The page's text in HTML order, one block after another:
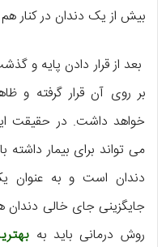
بیش از یک دندان در کنار
بعد از قرار دادن پایه و
بر روی آن قرار گرفته و
خواهد داشت. در حقیقت
می تواند برای بیمار
دندان است و به عنوان
جایگزینی جای خالی
روش درمانی باید به